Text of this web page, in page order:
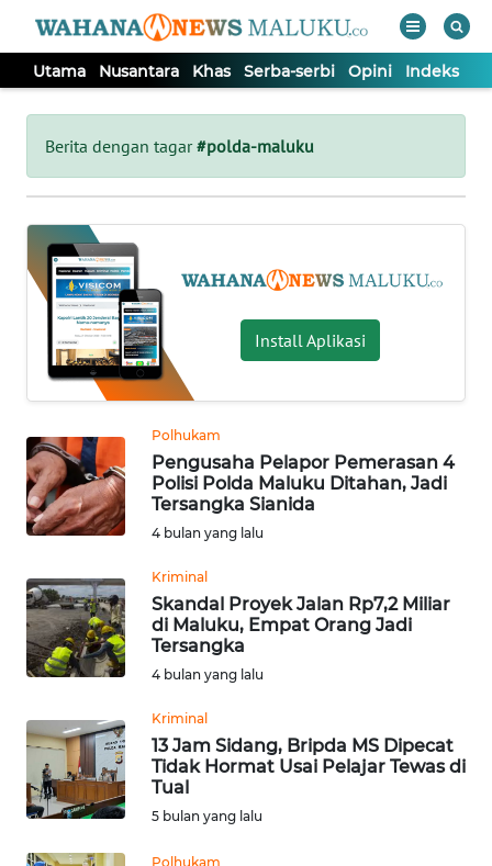
Utama Nusantara Khas Serba-serbi Opini Indeks
Berita dengan tagar#polda-maluku
Install Aplikasi
Polhukam
Pengusaha Pelapor Pemerasan 4
Polisi Polda Maluku Ditahan, Jadi
Tersangka Sianida
4 bulan yang lalu
Kriminal
Skandal Proyek Jalan Rp7,2 Miliar
di Maluku, Empat Orang Jadi
Tersangka
4 bulan yang lalu
Kriminal
13 Jam Sidang, Bripda MS Dipecat
Tidak Hormat Usai Pelajar Tewas di
Tual
5 bulan yang lalu
Polhukam
Tutup
UTAMA
NUSANTARA
KHAS
SERBA-
SERBI
OPINI
Informasi
INDEKS
BERITA
KONTAK
KAMI
INFO
IKLAN
TENTANG